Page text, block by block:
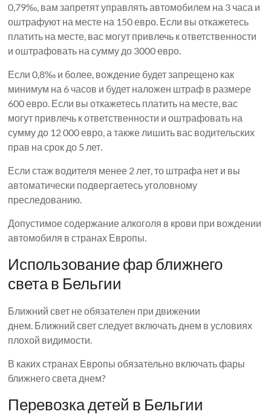
0,79‰, вам запретят управлять автомобилем на 3 часа и
оштрафуют на месте на 150 евро. Если вы откажетесь
платить на месте, вас могут привлечь к ответственности
и оштрафовать на сумму до 3000 евро.
Если 0,8‰ и более, вождение будет запрещено как
минимум на 6 часов и будет наложен штраф в размере
600 евро. Если вы откажетесь платить на месте, вас
могут привлечь к ответственности и оштрафовать на
сумму до 12 000 евро, а также лишить вас водительских
прав на срок до 5 лет.
Если стаж водителя менее 2 лет, то штрафа нет и вы
автоматически подвергаетесь уголовному
преследованию.
Допустимое содержание алкоголя в крови при вождении
автомобиля в странах Европы.
Использование фар ближнего
света в Бельгии
Ближний свет не обязателен при движении
днем. Ближний свет следует включать днем ​​в условиях
плохой видимости.
В каких странах Европы обязательно включать фары
ближнего света днем?
Перевозка детей в Бельгии